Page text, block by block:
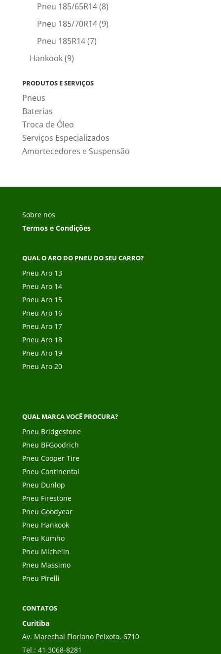
Pneu 185/65R14(8)
Pneu 185/70R14(9)
Pneu 185R14(7)
Hankook(9)
PRODUTOS E SERVIÇOS
Pneus
Baterias
Troca de Óleo
Serviços Especializados
Amortecedores e Suspensão
Sobre nos
Termos e Condições
QUAL O ARO DO PNEU DO SEU CARRO?
Pneu Aro 13
Pneu Aro 14
Pneu Aro 15
Pneu Aro 16
Pneu Aro 17
Pneu Aro 18
Pneu Aro 19
Pneu Aro 20
QUAL MARCA VOCÊ PROCURA?
Pneu Bridgestone
Pneu BFGoodrich
Pneu Cooper Tire
Pneu Continental
Pneu Dunlop
Pneu Firestone
Pneu Goodyear
Pneu Hankook
Pneu Kumho
Pneu Michelin
Pneu Massimo
Pneu Pirelli
CONTATOS
Curitiba
Av. Marechal Floriano Peixoto, 6710
Tel.: 41 3068-8281